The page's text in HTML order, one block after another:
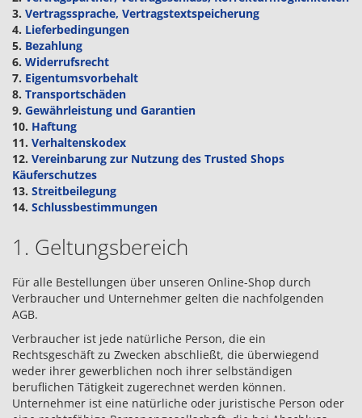
3. Vertragssprache, Vertragstextspeicherung
4. Lieferbedingungen
5. Bezahlung
6. Widerrufsrecht
7. Eigentumsvorbehalt
8. Transportschäden
9. Gewährleistung und Garantien
10. Haftung
11. Verhaltenskodex
12. Vereinbarung zur Nutzung des Trusted Shops
Käuferschutzes
13. Streitbeilegung
14. Schlussbestimmungen
1. Geltungsbereich
Für alle Bestellungen über unseren Online-Shop durch
Verbraucher und Unternehmer gelten die nachfolgenden
AGB.
Verbraucher ist jede natürliche Person, die ein
Rechtsgeschäft zu Zwecken abschließt, die überwiegend
weder ihrer gewerblichen noch ihrer selbständigen
beruflichen Tätigkeit zugerechnet werden können.
Unternehmer ist eine natürliche oder juristische Person oder